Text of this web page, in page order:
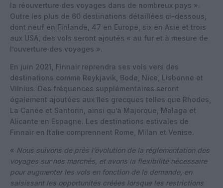
la réouverture des voyages dans de nombreux pays ».
Outre les plus de 60 destinations détaillées ci-dessous,
dont neuf en Finlande, 47 en Europe, six en Asie et trois
aux USA, des vols seront ajoutés « au fur et à mesure de
l’ouverture des voyages ».
En juin 2021, Finnair reprendra ses vols vers des
destinations comme Reykjavik, Bodø, Nice, Lisbonne et
Vilnius. Des fréquences supplémentaires seront
également ajoutées aux îles grecques telles que Rhodes,
La Canée et Santorin, ainsi qu’à Majorque, Malaga et
Alicante en Espagne. Les destinations estivales de
Finnair en Italie comprennent Rome, Milan et Venise.
« Nous suivons de près l’évolution de la réglementation des
voyages sur nos marchés, et avons la flexibilité nécessaire
pour augmenter les vols en fonction de la demande, en
saisissant les opportunités créées lorsque les restrictions